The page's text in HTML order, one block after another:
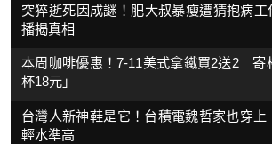
突猝逝死因成謎！肥大叔暴瘦遭猜抱病
播揭真相
本周咖啡優惠！7-11美式拿鐵買2送2 寄
杯18元」
台灣人新神鞋是它！台積電魏哲家也穿
輕水準高